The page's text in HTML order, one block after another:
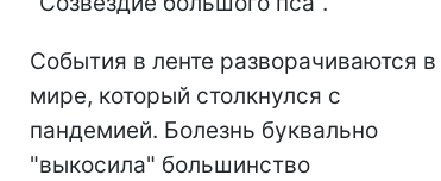
События в ленте разворачиваются в
мире, который столкнулся с
пандемией. Болезнь буквально
"выкосила" большинство